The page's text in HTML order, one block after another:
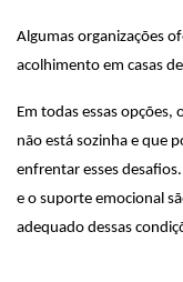
Algumas organizações
acolhimento em casas
Em todas essas opções,
não está sozinha e que
enfrentar esses
e o suporte emocional
adequado dessas